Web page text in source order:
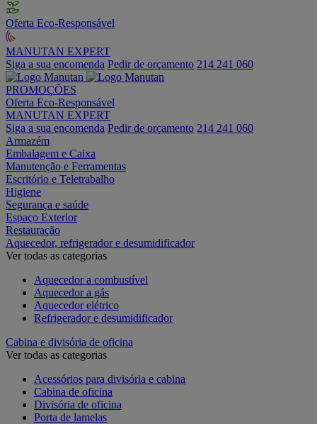
Oferta Eco-Responsável
MANUTAN EXPERT
Siga a sua encomenda Pedir de orçamento 214 241 060
PROMOÇÕES
Oferta Eco-Responsável
MANUTAN EXPERT
Siga a sua encomenda Pedir de orçamento 214 241 060
Armazém
Embalagem e Caixa
Manutenção e Ferramentas
Escritório e Teletrabalho
Higiene
Segurança e saúde
Espaço Exterior
Restauração
Aquecedor, refrigerador e desumidificador
Ver todas as categorias
Aquecedor a combustível
Aquecedor a gás
Aquecedor elétrico
Refrigerador e desumidificador
Cabina e divisória de oficina
Ver todas as categorias
Acessórios para divisória e cabina
Cabina de oficina
Divisória de oficina
Porta de lamelas